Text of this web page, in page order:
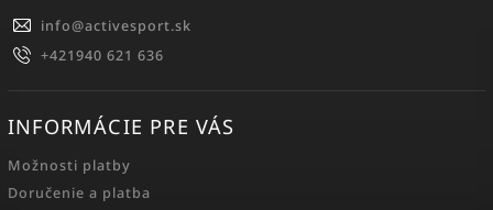
info@activesport.sk
+421940 621 636
INFORMÁCIE PRE VÁS
Možnosti platby
Doručenie a platba